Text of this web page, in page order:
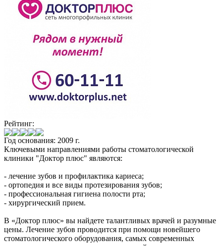
Рейтинг:
Год основания: 2009 г.
Ключевыми направлениями работы стоматологической
клиники "Доктор плюс" являются:
- лечение зубов и профилактика кариеса;
- ортопедия и все виды протезирования зубов;
- профессиональная гигиена полости рта;
- хирургический прием.
В «Доктор плюс» вы найдете талантливых врачей и разумные
цены. Лечение зубов проводится при помощи новейшего
стоматологического оборудования, самых современных